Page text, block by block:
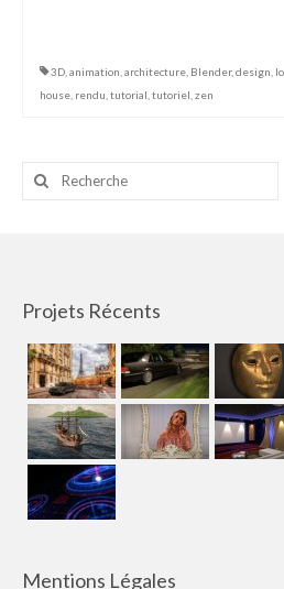
3D animation architecture Blender, design
house rendu tutorial tutoriel zen
Rechercher
Projets Récents
Mentions Légales